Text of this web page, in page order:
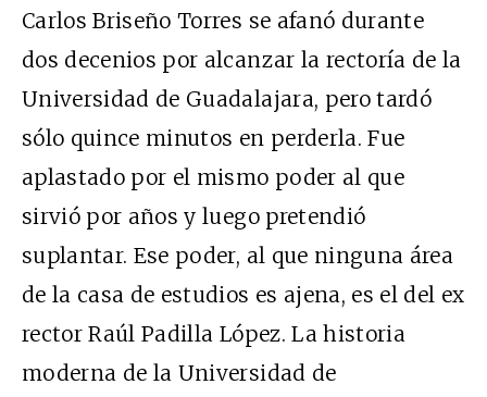
Carlos Briseño Torres se afanó durante
dos decenios por alcanzar la rectoría de la
Universidad de Guadalajara, pero tardó
sólo quince minutos en perderla. Fue
aplastado por el mismo poder al que
sirvió por años y luego pretendió
suplantar. Ese poder, al que ninguna área
de la casa de estudios es ajena, es el del ex
rector Raúl Padilla López. La historia
moderna de la Universidad de